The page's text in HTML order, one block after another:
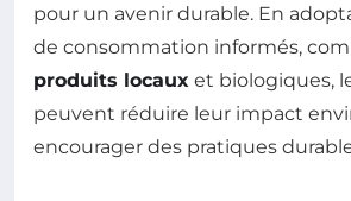
pour un avenir durable. En
de consommation informés,
produits locaux et biologiques,
peuvent réduire leur impact
encourager des pratiques